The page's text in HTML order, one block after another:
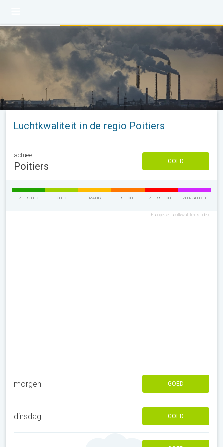
Luchtkwaliteit in de regio Poitiers
actueel
Poitiers GOED
ZEER GOED GOED MATIG SLECHT ZEER SLECHT ZEER SLECHT
Europese luchtkwaliteitsindex
morgen GOED
dinsdag GOED